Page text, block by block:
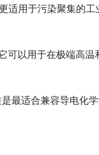
适用于污染聚集的
可以用于在极端高
最适合兼容导电化